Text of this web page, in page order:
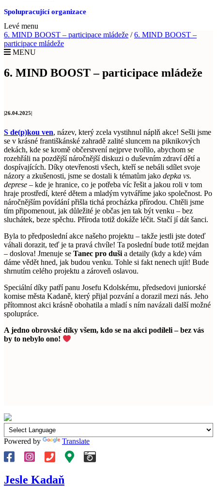
Spolupracující organizace
Levé menu
6. MIND BOOST – participace mládeže /6. MIND BOOST –
participace mládeže
MENU
6. MIND BOOST – participace mládeže
|26.04.2025|
S de(p)kou ven, název, který zcela vystihnul náplň akce! Sešli jsme
se v krásné františkánské zahradě zalité sluncem na piknikových
dekách, kde se kromě občerstvení nejprve tvořilo, abychom se
rozehřáli na pozdější náročnější diskuzi o duševním zdraví dětí a
dospívajících. Díky otevřenosti všech, kteří se nebáli sdílet svoje
názory a zkušenosti, jsme se dostali k tématům jako depka vs.
deprese – kde je hranice, co je potřeba víc řešit a jakou roli v tom
hraje prostředí, které dětem a mladým vytváříme jako společnost. Po
náročnějším povídání přišla tichá procházka přírodou. Chtěli jsme
tím připomenout, jak důležité je občas jen tak být venku – bez
sluchátek, beze spěchu. Příroda totiž dokáže léčit. Stačí jí dát šanci.
Byla to předposlední akce našeho projektu – takže jestli jste doteď
váhali dorazit, teď je ta pravá chvíle! Ta poslední bude totiž mejdan
– doslova! Jmenuje se Tanec pro duši a detaily (kdy a kde) vám
dáme vědět hned, jak budou venku. Tohle si fakt nenech ujít! Bude
shrnutím celého projektu a zároveň oslavou.
Speciální díky patří panu Josefu Kdolskému, předsedovi juniorské
komise města Kadaně, který přijal pozvání a dorazil mezi nás. Jeho
přítomnost akci krásně obohatila a mladí s ním navázali další možné
spolupráce.
A jedno obrovské díky všem, kdo se na akci podíleli – bez vás
by to nebylo ono!
Powered by Translate
Jesle Kadaň